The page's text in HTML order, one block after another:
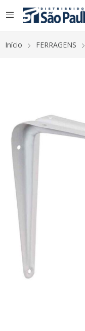
Início FERRAGENS